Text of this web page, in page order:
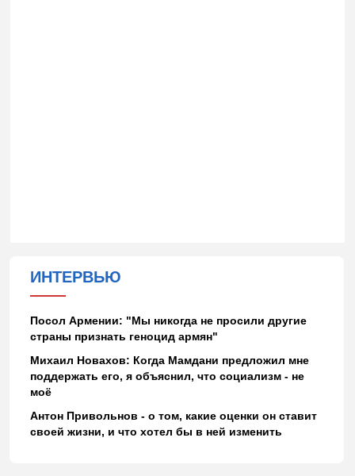
ИНТЕРВЬЮ
Посол Армении: "Мы никогда не просили другие
страны признать геноцид армян"
Михаил Новахов: Когда Мамдани предложил мне
поддержать его, я объяснил, что социализм - не
моё
Антон Привольнов - о том, какие оценки он ставит
своей жизни, и что хотел бы в ней изменить